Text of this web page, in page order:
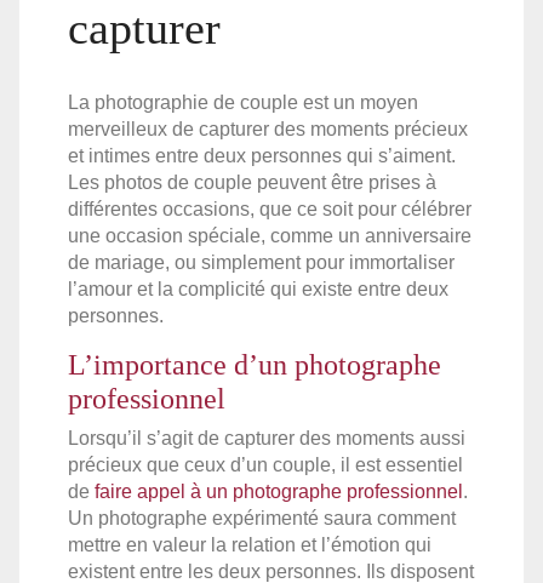
capturer
La photographie de couple est un moyen
merveilleux de capturer des moments précieux
et intimes entre deux personnes qui s’aiment.
Les photos de couple peuvent être prises à
différentes occasions, que ce soit pour célébrer
une occasion spéciale, comme un anniversaire
de mariage, ou simplement pour immortaliser
l’amour et la complicité qui existe entre deux
personnes.
L’importance d’un photographe
professionnel
Lorsqu’il s’agit de capturer des moments aussi
précieux que ceux d’un couple, il est essentiel
de faire appel à un photographe professionnel .
Un photographe expérimenté saura comment
mettre en valeur la relation et l’émotion qui
existent entre les deux personnes. Ils disposent